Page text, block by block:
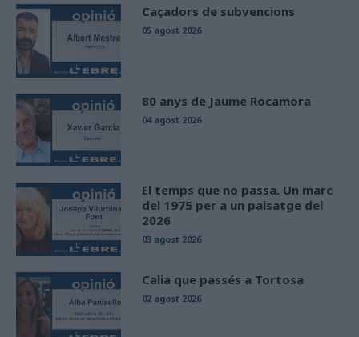
Caçadors de subvencions
05 agost 2026
80 anys de Jaume Rocamora
04 agost 2026
El temps que no passa. Un marc
del 1975 per a un paisatge del
2026
03 agost 2026
Calia que passés a Tortosa
02 agost 2026